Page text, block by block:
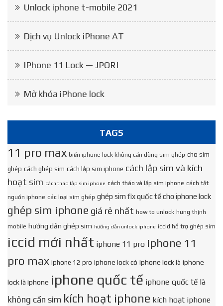
Unlock iphone t-mobile 2021
Dịch vụ Unlock iPhone AT
IPhone 11 Lock — JPORI
Mở khóa iPhone lock
TAGS
11 pro max biến iphone lock không cần dùng sim ghép cho sim
ghép cách ghép sim cách lắp sim iphone cách lắp sim và kích
hoạt sim cách tháo lắp sim iphone cách tháo và lắp sim iphone cách tắt
nguồn iphone các loại sim ghép ghép sim fix quốc tế cho iphone lock
ghép sim iphone giá rẻ nhất how to unlock hưng thịnh
mobile hướng dẫn ghép sim hướng dẫn unlock iphone iccid hổ trợ ghép sim
iccid mới nhất iphone 11 pro iphone 11
pro max iphone 12 pro iphone lock có iphone lock là iphone
lock là iphone iphone quốc tế iphone quốc tế là
không cần sim kích hoạt iphone kích hoạt iphone